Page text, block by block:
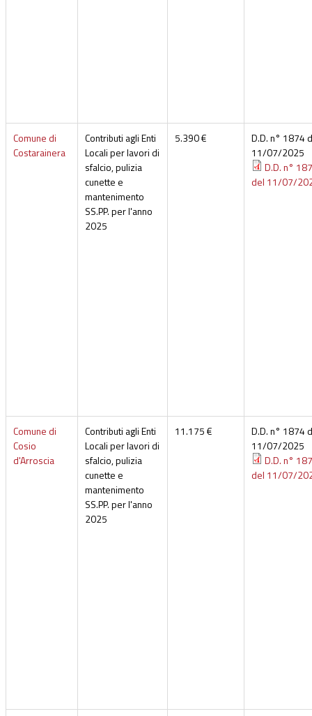
Comune di
Costarainera
Contributi agli Enti
Locali per lavori di
sfalcio, pulizia
cunette e
mantenimento
SS.PP. per l'anno
2025
5.390 €
D.D. n° 1874
11/07/2025
D.D. n°
del 11/07/
Comune di
Cosio
d'Arroscia
Contributi agli Enti
Locali per lavori di
sfalcio, pulizia
cunette e
mantenimento
SS.PP. per l'anno
2025
11.175 €
D.D. n° 1874
11/07/2025
D.D. n°
del 11/07/